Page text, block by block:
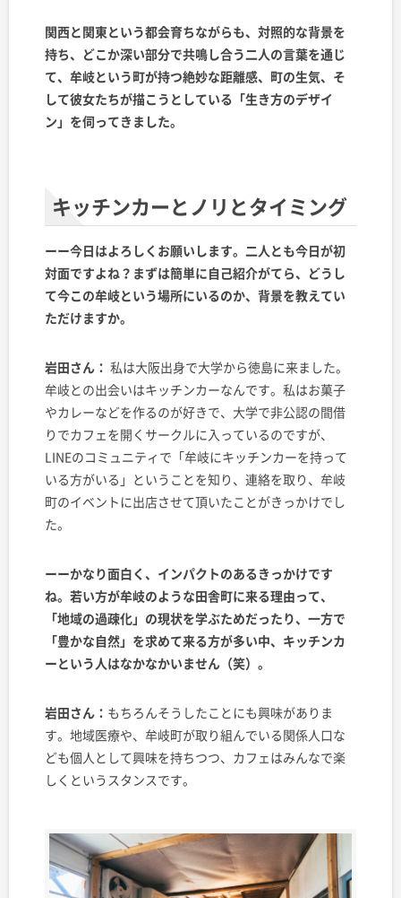
関西と関東という都会育ちながらも、対照的な背景を
持ち、どこか深い部分で共鳴し合う二人の言葉を通じ
て、牟岐という町が持つ絶妙な距離感、町の生気、そ
して彼女たちが描こうとしている「生き方のデザイ
ン」を伺ってきました。
キッチンカーとノリとタイミング
ーー今日はよろしくお願いします。二人とも今日が初
対面ですよね？まずは簡単に自己紹介がてら、どうし
て今この牟岐という場所にいるのか、背景を教えてい
ただけますか。
岩田さん： 私は大阪出身で大学から徳島に来ました。
牟岐との出会いはキッチンカーなんです。私はお菓子
やカレーなどを作るのが好きで、大学で非公認の間借
りでカフェを開くサークルに入っているのですが、
LINEのコミュニティで「牟岐にキッチンカーを持って
いる方がいる」ということを知り、連絡を取り、牟岐
町のイベントに出店させて頂いたことがきっかけでし
た。
ーーかなり面白く、インパクトのあるきっかけです
ね。若い方が牟岐のような田舎町に来る理由って、
「地域の過疎化」の現状を学ぶためだったり、一方で
「豊かな自然」を求めて来る方が多い中、キッチンカ
ーという人はなかなかいません（笑）。
岩田さん： もちろんそうしたことにも興味がありま
す。地域医療や、牟岐町が取り組んでいる関係人口な
ども個人として興味を持ちつつ、カフェはみんなで楽
しくというスタンスです。